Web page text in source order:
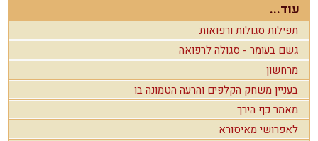
עוד...
תפילות סגולות ורפואות
גשם בעומר - סגולה לרפואה
מרחשון
בעניין משחק הקלפים והרעה הטמונה בו
מאמר כף הירך
לאפרושי מאיסורא